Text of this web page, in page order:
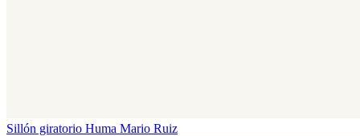
Sillón giratorio Huma Mario Ruiz